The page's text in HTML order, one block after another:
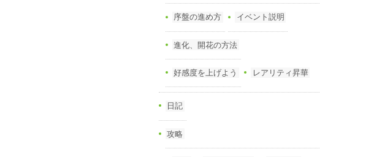
序盤の進め方 イベント説明
進化、開花の方法
好感度を上げよう レアリティ昇華
日記
攻略